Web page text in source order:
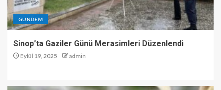
GÜNDEM
Sinop’ta Gaziler Günü Merasimleri Düzenlendi
Eylül 19, 2025 admin